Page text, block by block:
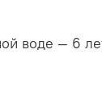
воде — 6